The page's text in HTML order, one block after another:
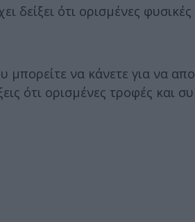
δείξει ότι ορισμένες
να κάνετε για να
ότι ορισμένες τροφές και